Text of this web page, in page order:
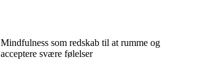
Mindfulness som redskab til at rumme og
acceptere svære følelser